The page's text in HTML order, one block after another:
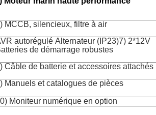
MCCB, silencieux, filtre à air
autorégulé Alternateur (IP23)7) 2*12V
de démarrage robustes
Câble de batterie et accessoires attachés
Manuels et catalogues de pièces
Moniteur numérique en option